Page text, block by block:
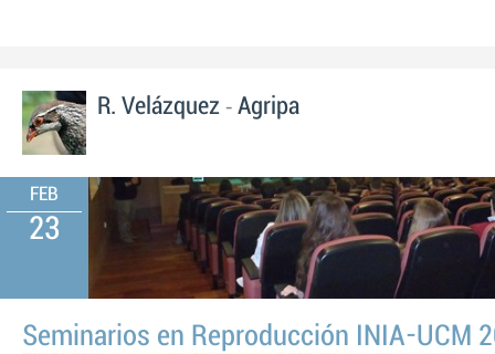
R. Velázquez - Agripa
FEB
23
Seminarios en Reproducción INIA-UCM